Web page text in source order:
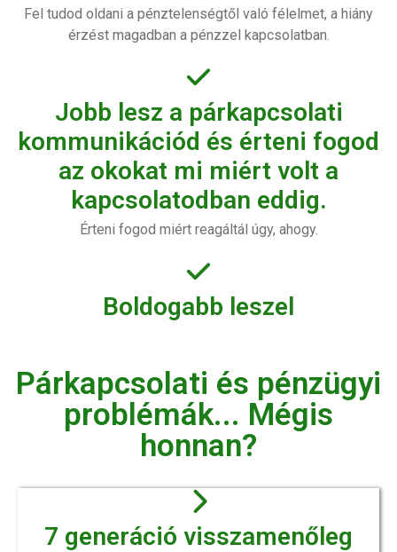
Fel tudod oldani a pénztelenségtől való félelmet, a hiány
érzést magadban a pénzzel kapcsolatban.
Jobb lesz a párkapcsolati
kommunikációd és érteni fogod
az okokat mi miért volt a
kapcsolatodban eddig.
Érteni fogod miért reagáltál úgy, ahogy.
Boldogabb leszel
Párkapcsolati és pénzügyi
problémák... Mégis
honnan?
7 generáció visszamenőleg